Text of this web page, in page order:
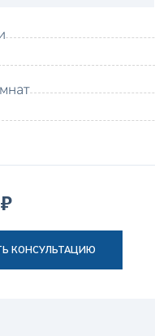
КОНСУЛЬТАЦИЮ